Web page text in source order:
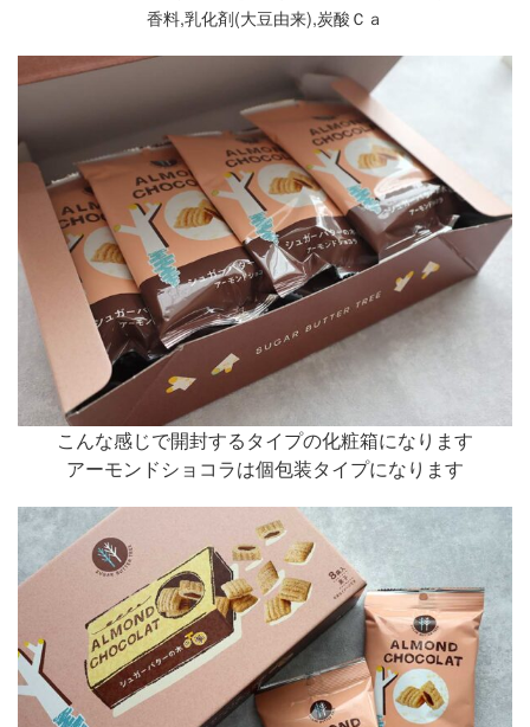
香料,乳化剤(大豆由来),炭酸Ｃａ
こんな感じで開封するタイプの化粧箱になります
アーモンドショコラは個包装タイプになります